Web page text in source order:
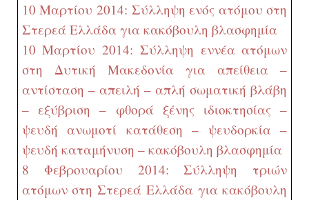
10 Μαρτίου 2014: Σύλληψη ενός ατόμου στη
Στερεά Ελλάδα για κακόβουλη βλασφημία
10 Μαρτίου 2014: Σύλληψη εννέα ατόμων
στη Δυτική Μακεδονία για απείθεια –
αντίσταση – απειλή – απλή σωματική βλάβη
– εξύβριση – φθορά ξένης ιδιοκτησίας –
ψευδή ανωμοτί κατάθεση – ψευδορκία –
ψευδή καταμήνυση – κακόβουλη βλασφημία
8 Φεβρουαρίου 2014: Σύλληψη τριών
ατόμων στη Στερεά Ελλάδα για κακόβουλη